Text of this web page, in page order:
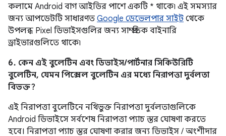
কলামে Android বাগ আইডির পাশে একটি * থাকে৷ এই সমস্যার
জন্য আপডেটটি সাধারণত Google ডেভেলপার সাইট থেকে
উপলব্ধ Pixel ডিভাইসগুলির জন্য সাম্প্রতিক বাইনারি
ড্রাইভারগুলিতে থাকে৷
6. কেন এই বুলেটিন এবং ডিভাইস/পার্টনার সিকিউরিটি
বুলেটিন, যেমন পিক্সেল বুলেটিন এর মধ্যে নিরাপত্তা দুর্বলতা
বিভক্ত?
এই নিরাপত্তা বুলেটিনে নথিভুক্ত নিরাপত্তা দুর্বলতাগুলিকে
Android ডিভাইসে সর্বশেষ নিরাপত্তা প্যাচ স্তর ঘোষণা করতে
হবে। নিরাপত্তা প্যাচ স্তর ঘোষণা করার জন্য ডিভাইস / অংশীদার